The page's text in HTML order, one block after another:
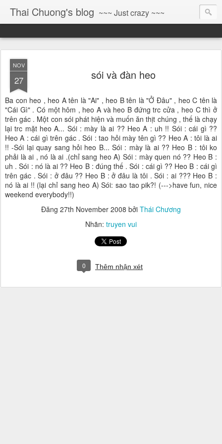
Thai Chuong's blog ~~~ Just crazy ~~~
NOV
27 sói và đàn heo
Ba con heo , heo A tên là "Ai" , heo B tên là "Ở Đâu" , heo C tên là
"Cái Gì" . Có một hôm , heo A và heo B đứng trc cửa , heo C thì ở
trên gác . Một con sói phát hiện và muốn ăn thịt chúng , thế là chạy
lại trc mặt heo A... Sói : mày là ai ?? Heo A : uh !! Sói : cái gì ??
Heo A : cái gì trên gác . Sói : tao hỏi mày tên gì ?? Heo A : tôi là ai
!! -Sói lại quay sang hỏi heo B... Sói : mày là ai ?? Heo B : tôi ko
phải là ai , nó là ai .(chỉ sang heo A) Sói : mày quen nó ?? Heo B :
uh . Sói : nó là ai ?? Heo B : đúng thế . Sói : cái gì ?? Heo B : cái gì
trên gác . Sói : ở đâu ?? Heo B : ở đâu là tôi . Sói : ai ??? Heo B :
nó là ai !! (lại chỉ sang heo A) Sói: sao tao pik?! (--->have fun, nice
weekend everybody!!)
Đăng 27th November 2008 bởi Thái Chương
Nhãn: truyen vui
0 Thêm nhận xét